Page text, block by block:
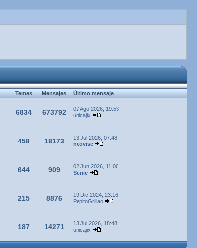
TemasMensajesÚltimo mensaje
6834 673792
07 Ago 2026, 19:53
unicajix
458 18173
13 Jul 2026, 07:48
neovise
644 909
02 Jun 2026, 11:00
Sonic
215 8876
19 Dic 2024, 23:16
PepitoGrillao
187 14271
13 Jul 2026, 18:48
unicajix